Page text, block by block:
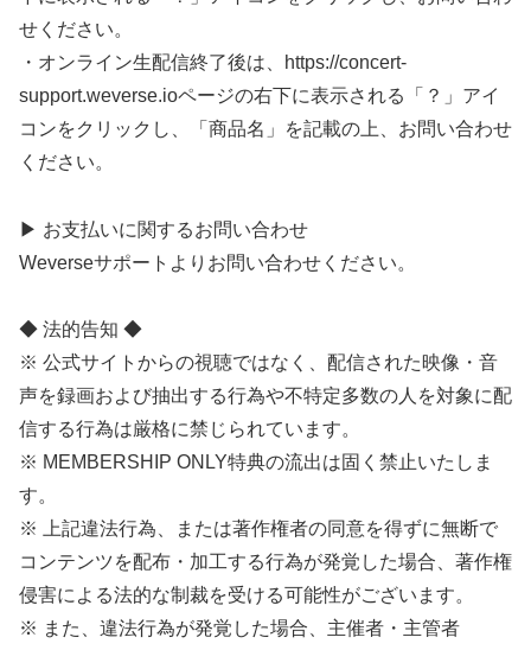
せください。
・オンライン生配信終了後は、https://concert-
support.weverse.ioページの右下に表示される「？」アイ
コンをクリックし、「商品名」を記載の上、お問い合わせ
ください。
▶ お支払いに関するお問い合わせ
Weverseサポートよりお問い合わせください。
◆ 法的告知 ◆
※ 公式サイトからの視聴ではなく、配信された映像・音
声を録画および抽出する行為や不特定多数の人を対象に配
信する行為は厳格に禁じられています。
※ MEMBERSHIP ONLY特典の流出は固く禁止いたしま
す。
※ 上記違法行為、または著作権者の同意を得ずに無断で
コンテンツを配布・加工する行為が発覚した場合、著作権
侵害による法的な制裁を受ける可能性がございます。
※ また、違法行為が発覚した場合、主催者・主管者